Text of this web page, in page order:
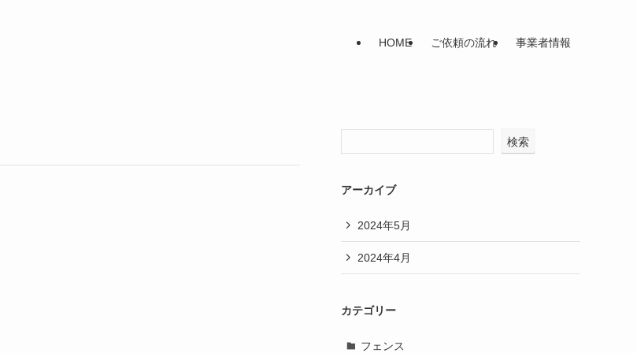
HOME ご依頼の流れ 事業者情報
検索
アーカイブ
2024年5月
2024年4月
カテゴリー
フェンス